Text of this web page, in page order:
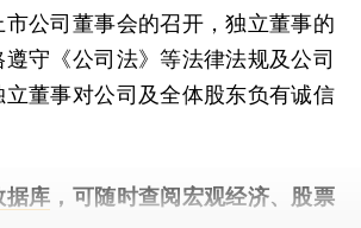
司董事会的召开，独立董事的
守《公司法》等法律法规及公司
董事对公司及全体股东负有诚信
据库 ，可随时查阅宏观经济、股票